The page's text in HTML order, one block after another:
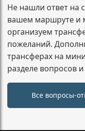
скидка 10% на
автоматически и
заказа.
Не нашли ответ на
вашем маршруте и
организуем
пожеланий.
трансферах на
разделе вопросов и
Все вопросы-